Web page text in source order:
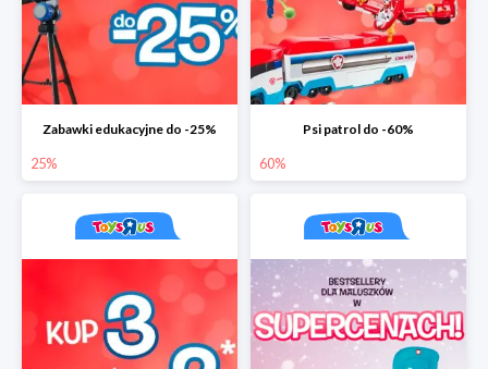
Zabawki edukacyjne do -25%
25%
Psi patrol do -60%
60%